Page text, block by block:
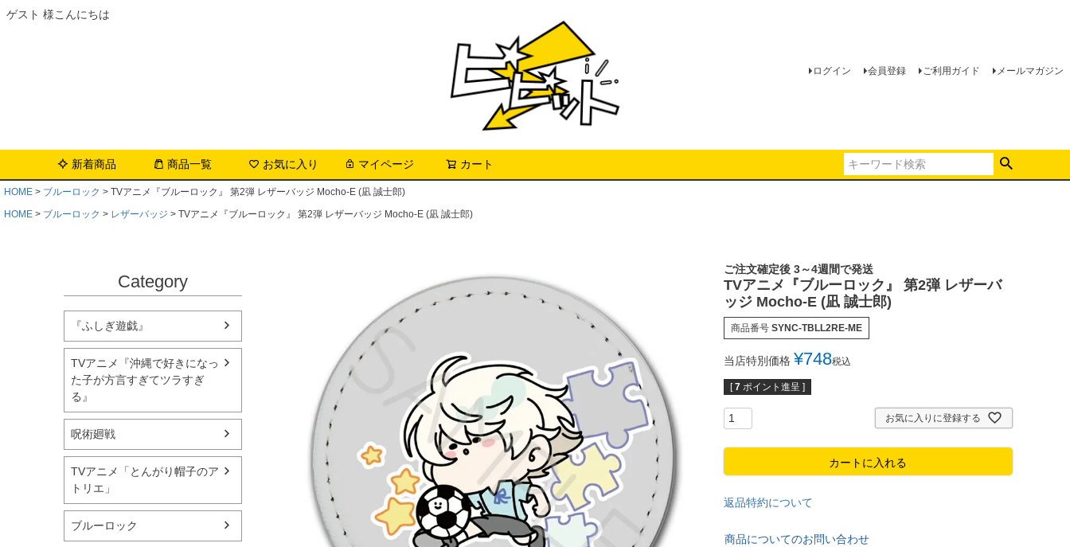
ゲスト 様こんにちは
ログイン 会員登録 ご利用ガイド メールマガジン
新着商品 商品一覧 お気に入り マイページ カート
HOME ブルーロック
TVアニメ『ブルーロック』 第2弾 レザーバッジ Mocho-E (凪 誠士郎)
HOME
ブルーロック レザーバッジ TVアニメ『ブルーロック』 第2弾 レザーバッジ Mocho-E (凪 誠士郎)
Category
『ふしぎ遊戯』
TVアニメ『沖縄で好きになっ
た子が方言すぎてツラすぎ
る』
呪術廻戦
TVアニメ「とんがり帽子のア
トリエ」
ブルーロック
ご注文確定後 3～4週間で発送
TVアニメ『ブルーロック』 第2弾 レザーバ
ッジ Mocho-E (凪 誠士郎)
商品番号 SYNC-TBLL2RE-ME
当店特別価格 ¥748税込
[ 7 ポイント進呈 ]
お気に入りに登録する
カートに入れる
返品特約について
商品についてのお問い合わせ